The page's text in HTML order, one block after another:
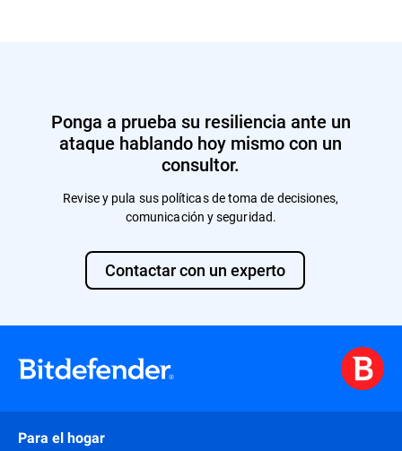
compromise, amenazas internas o ataques
a la cadena de suministro, lo que garantiza
que la simulación sea realista y útil.
Ponga a prueba su resiliencia ante un
ataque hablando hoy mismo con un
consultor.
Revise y pula sus políticas de toma de decisiones,
comunicación y seguridad.
Contactar con un experto
Para el hogar